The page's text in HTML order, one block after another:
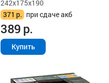
242x175x190
371 р. при сдаче акб
389р.
Купить